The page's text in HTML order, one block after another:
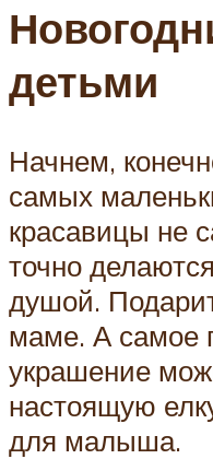
детьми
Начнем,
самых
красавицы не
точно
душой.
маме. А самое
украшение
настоящую
для малыша.